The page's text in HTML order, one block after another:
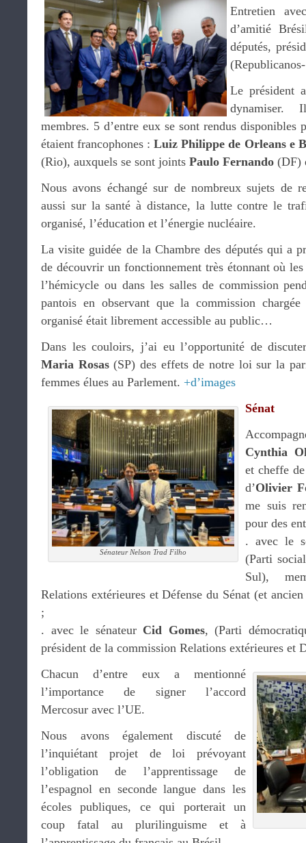
Entretien
d’amitié
députés,
Le président
dynamiser.
membres. 5 d’entre eux se sont rendus disponibles
étaient francophones :Luiz Philippe de Orleans e
(Rio), auxquels se sont joints Paulo Fernando (DF)
Nous avons échangé sur de nombreux sujets de
aussi sur la santé à distance, la lutte contre le
organisé, l’éducation et l’énergie nucléaire.
La visite guidée de la Chambre des députés qui a
de découvrir un fonctionnement très étonnant où
l’hémicycle ou dans les salles de commission
pantois en observant que la commission
organisé était librement accessible au public…
Dans les couloirs, j’ai eu l’opportunité de
Maria Rosas(SP) des effets de notre loi sur la
femmes élues au Parlement. +d’images
Sénateur Nelson Trad Filho
Sénat
Cynthia
et cheffe
d’Olivier
me suis
pour des
. avec le
(Parti
Sul),
Relations extérieures et Défense du Sénat (et
;
. avec le sénateur Cid Gomes, (Parti
président de la commission Relations extérieures et
Chacun d’entre eux a mentionné
l’importance de signer l’accord
Mercosur avec l’UE.
Nous avons également discuté de
l’inquiétant projet de loi prévoyant
l’obligation de l’apprentissage de
l’espagnol en seconde langue dans les
écoles publiques, ce qui porterait un
coup fatal au plurilinguisme et à